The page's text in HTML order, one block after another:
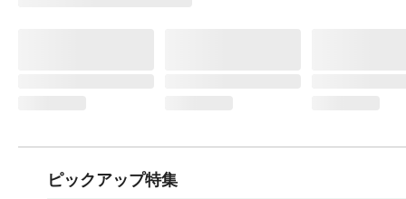
ピックアップ特集